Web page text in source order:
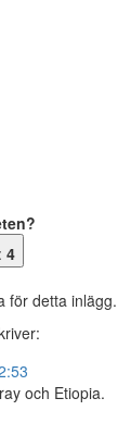
4
för detta inlägg.
och Etiopia.